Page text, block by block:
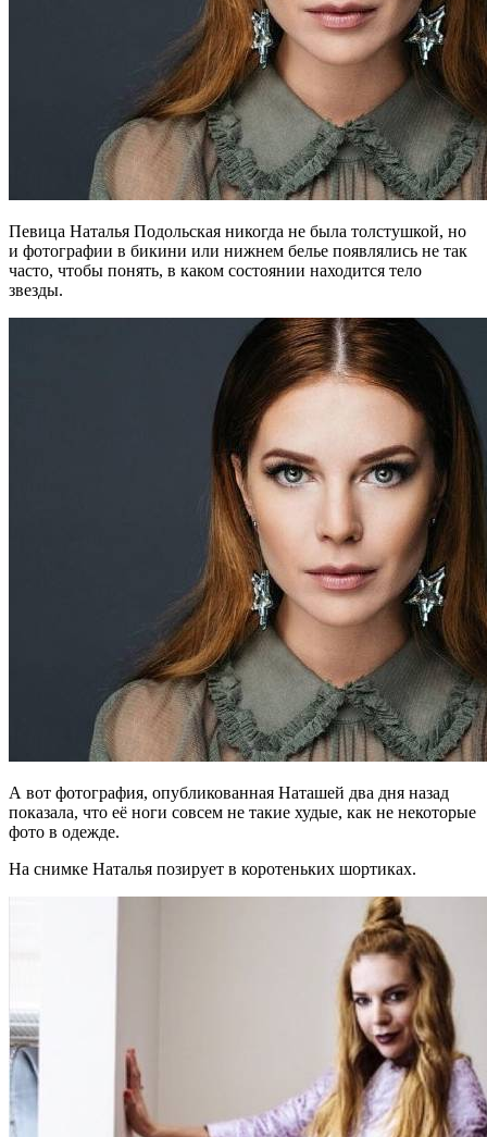
Певица Наталья Подольская никогда не была толстушкой, но
и фотографии в бикини или нижнем белье появлялись не так
часто, чтобы понять, в каком состоянии находится тело
звезды.
А вот фотография, опубликованная Наташей два дня назад
показала, что её ноги совсем не такие худые, как не некоторые
фото в одежде.
На снимке Наталья позирует в коротеньких шортиках.